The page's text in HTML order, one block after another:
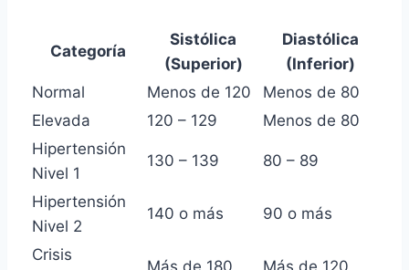
Categoría
Sistólica
(Superior)
Diastólica
(Inferior)
Normal
Menos de 120
Menos de 80
Elevada
120 – 129
Menos de 80
Hipertensión
Nivel 1
130 – 139 80 – 89
Hipertensión
Nivel 2
140 o más 90 o más
Crisis
Más de 180 Más de 120